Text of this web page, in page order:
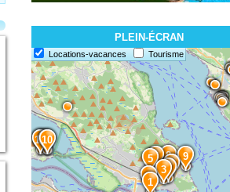
PLEIN-ÉCRAN
Locations-vacances Tourisme
13
1211
10
9
8
7
6
5
4
3
2
1